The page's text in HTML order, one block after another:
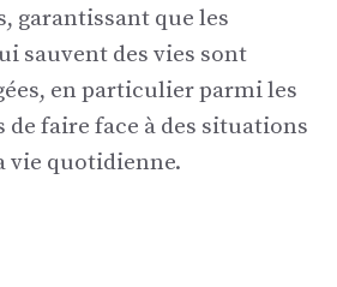
garantissant que les
sauvent des vies sont
en particulier parmi les
faire face à des situations
vie quotidienne.